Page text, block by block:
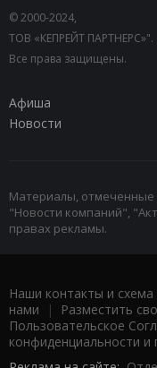
© 2000-2024,
ТОВ «КЕПРЕЙТ ПАРТНЕРС»".
Все права защищены.
Афиша
Новости
Материалы, отмеченные
"Новости компаний",
правах рекламы.
Наши контакты и схема
нами | Разместить
Пользовательское
конфиденциальности и